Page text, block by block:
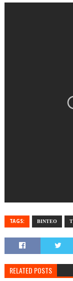
TAGS: ΒΙΝΤΕΟ
RELATED POSTS